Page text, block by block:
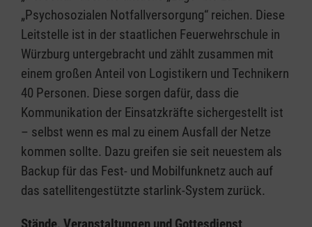
„Psychosozialen Notfallversorgung“ reichen. Diese
Leitstelle ist in der staatlichen Feuerwehrschule in
Würzburg untergebracht und zählt zusammen mit
einem großen Anteil von Logistikern und Technikern
40 Personen. Diese sorgen dafür, dass die
Kommunikation der Einsatzkräfte sichergestellt ist
– selbst wenn es mal zu einem Ausfall der Netze
kommen sollte. Dazu greifen sie seit neuestem als
Backup für das Fest- und Mobilfunknetz auch auf
das satellitengestützte starlink-System zurück.